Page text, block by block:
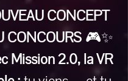
CONCEPT
CONCOURS 🎮✨
Mission 2.0, la VR